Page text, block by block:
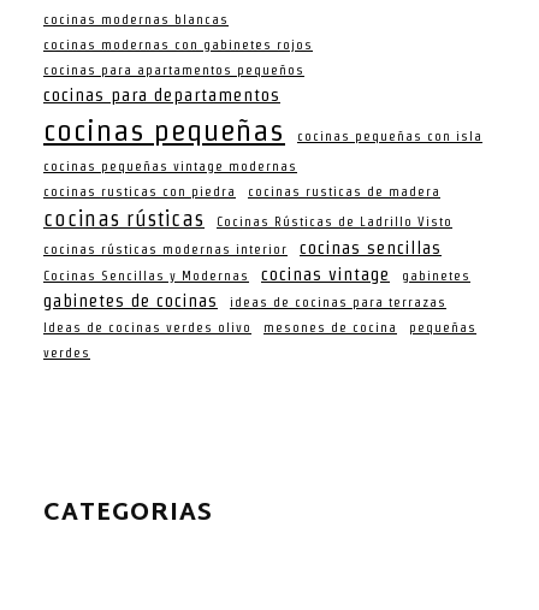
cocinas modernas blancas
cocinas modernas con gabinetes rojos
cocinas para apartamentos pequeños
cocinas para departamentos
cocinas pequeñas cocinas pequeñas con isla
cocinas pequeñas vintage modernas
cocinas rusticas con piedra
cocinas rusticas de madera
cocinas rústicas
Cocinas Rústicas de Ladrillo Visto
cocinas rústicas modernas interior
cocinas sencillas
Cocinas Sencillas y Modernas cocinas vintage gabinetes
gabinetes de cocinas
ideas de cocinas para terrazas
Ideas de cocinas verdes olivo
mesones de cocina
pequeñas
verdes
CATEGORIAS